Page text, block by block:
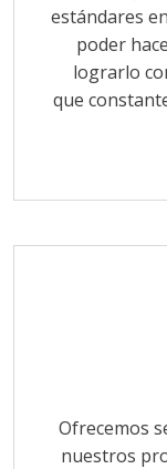
estándares
poder
lograrlo
que
Ofrecemos
nuestros